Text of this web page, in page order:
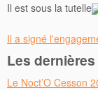
Il est sous la tutelle
Il a signé
Les
Le Noct’O Cesson